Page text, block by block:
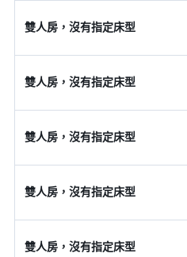
雙人房，沒有指定床型
雙人房，沒有指定床型
雙人房，沒有指定床型
雙人房，沒有指定床型
雙人房，沒有指定床型